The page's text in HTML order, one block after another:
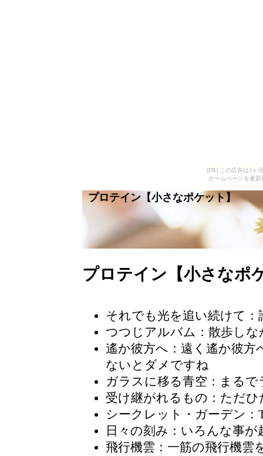
[PR] この広告は3ヶ
ホームページを更
プロテイン【小さなポケット】
プロテイン【小さなポ
それでも光を追い続けて
つつじアルバム ：散歩し
遙か彼方へ：遠く遙か彼
ないとダメですね
ガラスに移る青空：まる
受け継がれるもの：ただ
シークレット・ガーデン：
日々の刻み ：いろんな事
飛行機雲 ：一筋の飛行機